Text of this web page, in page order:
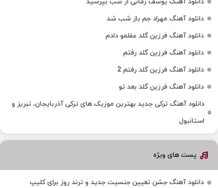
دانلود آهنگ مهراد جم باز شب شد
دانلود آهنگ فرزین گلد عقلمو دادم
دانلود آهنگ فرزین گلد رفتم
دانلود آهنگ فرزین گلد رفتم 2
دانلود آهنگ فرزین گلد بعد تو
دانلود آهنگ ترکی جدید بهترین موزیک‌ های ترکی آذربایجان، تبریز و
استانبول
پست های ویژه
دانلود آهنگ جشن تعیین جنسیت جدید و ترند روز برای کلیپ